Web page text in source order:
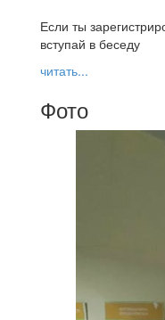
Если ты
вступай в беседу
читать...
Фото